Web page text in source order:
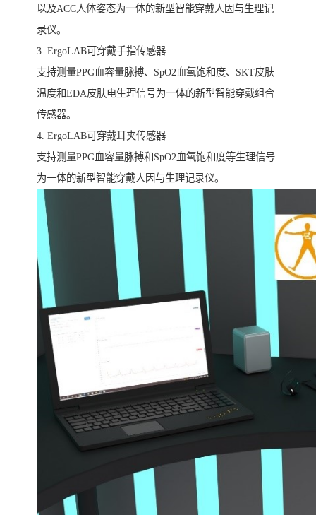
以及ACC人体姿态为一体的新型智能穿戴人因与生理记
录仪。
3. ErgoLAB可穿戴手指传感器
支持测量PPG血容量脉搏、SpO2血氧饱和度、SKT皮肤
温度和EDA皮肤电生理信号为一体的新型智能穿戴组合
传感器。
4. ErgoLAB可穿戴耳夹传感器
支持测量PPG血容量脉搏和SpO2血氧饱和度等生理信号
为一体的新型智能穿戴人因与生理记录仪。